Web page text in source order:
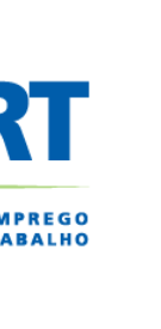
como
de base
e